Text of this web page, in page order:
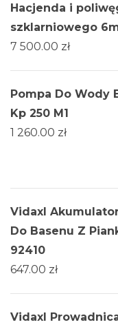
Hacjenda i
szklarniowego
7 500.00 zł
Pompa Do Wody
Kp 250 M1
1 260.00 zł
Vidaxl
Do Basenu Z
92410
647.00 zł
Vidaxl